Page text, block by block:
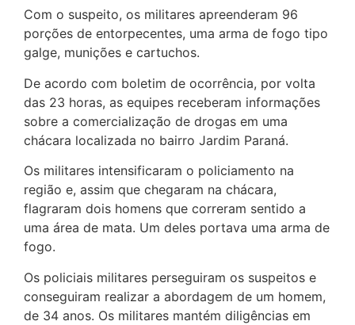
Com o suspeito, os militares apreenderam 96
porções de entorpecentes, uma arma de fogo tipo
galge, munições e cartuchos.
De acordo com boletim de ocorrência, por volta
das 23 horas, as equipes receberam informações
sobre a comercialização de drogas em uma
chácara localizada no bairro Jardim Paraná.
Os militares intensificaram o policiamento na
região e, assim que chegaram na chácara,
flagraram dois homens que correram sentido a
uma área de mata. Um deles portava uma arma de
fogo.
Os policiais militares perseguiram os suspeitos e
conseguiram realizar a abordagem de um homem,
de 34 anos. Os militares mantém diligências em